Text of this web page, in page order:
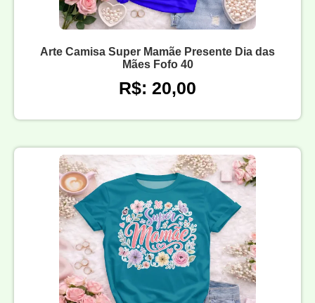
Arte Camisa Super Mamãe Presente Dia das
Mães Fofo 40
R$: 20,00